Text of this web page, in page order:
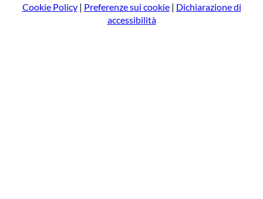
Cookie Policy| Preferenze sui cookie| Dichiarazione di
accessibilità